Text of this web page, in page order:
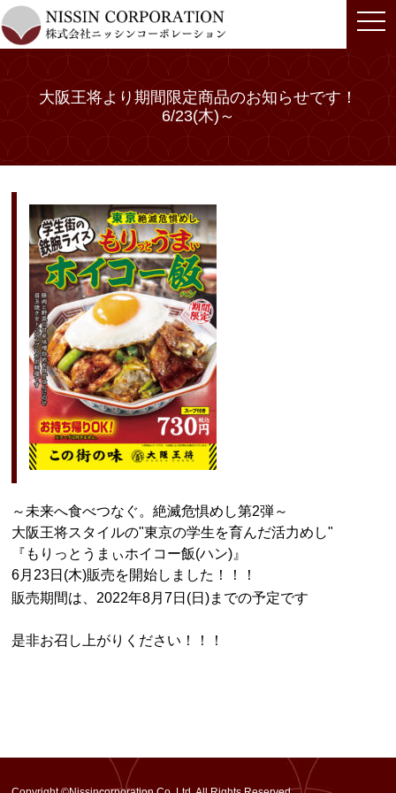
大阪王将より期間限定商品のお知らせです！
6/23(木)～
～未来へ食べつなぐ。絶滅危惧めし第2弾～
大阪王将スタイルの"東京の学生を育んだ活力めし"
『もりっとうまぃホイコー飯(ハン)』
6月23日(木)販売を開始しました！！！
販売期間は、2022年8月7日(日)までの予定です
是非お召し上がりください！！！